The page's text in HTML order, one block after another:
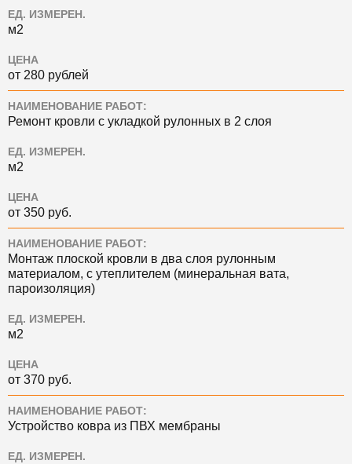
ЕД. ИЗМЕРЕН.
м2
ЦЕНА
от 280 рублей
НАИМЕНОВАНИЕ РАБОТ:
Ремонт кровли с укладкой рулонных в 2 слоя
ЕД. ИЗМЕРЕН.
м2
ЦЕНА
от 350 руб.
НАИМЕНОВАНИЕ РАБОТ:
Монтаж плоской кровли в два слоя рулонным
материалом, с утеплителем (минеральная вата,
пароизоляция)
ЕД. ИЗМЕРЕН.
м2
ЦЕНА
от 370 руб.
НАИМЕНОВАНИЕ РАБОТ:
Устройство ковра из ПВХ мембраны
ЕД. ИЗМЕРЕН.